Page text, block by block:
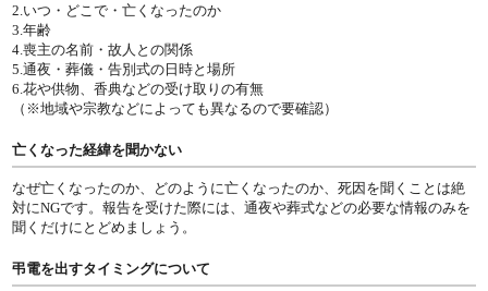
2.いつ・どこで・亡くなったのか
3.年齢
4.喪主の名前・故人との関係
5.通夜・葬儀・告別式の日時と場所
6.花や供物、香典などの受け取りの有無
（※地域や宗教などによっても異なるので要確認）
亡くなった経緯を聞かない
なぜ亡くなったのか、どのように亡くなったのか、死因を聞くことは絶
対にNGです。報告を受けた際には、通夜や葬式などの必要な情報のみを
聞くだけにとどめましょう。
弔電を出すタイミングについて